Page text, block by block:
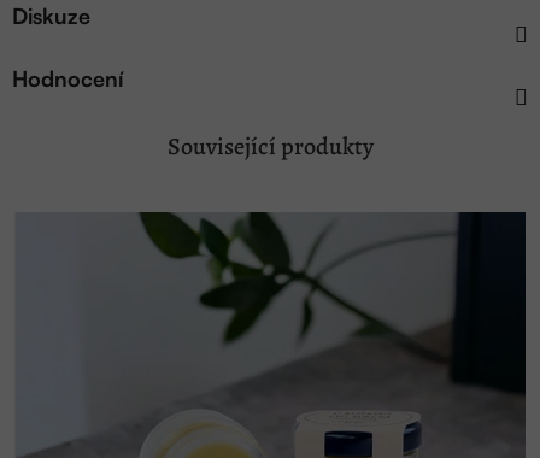
Diskuze
Hodnocení
Související produkty